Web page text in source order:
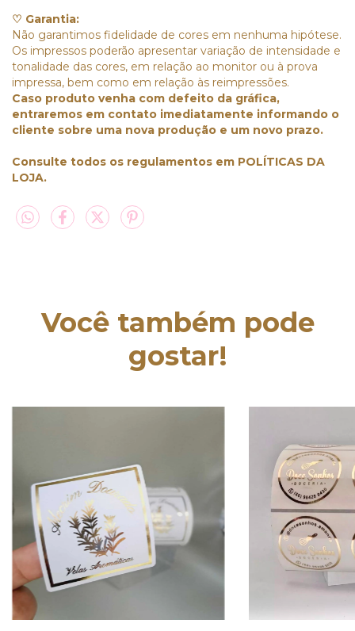
♡ Garantia:
Não garantimos fidelidade de cores em nenhuma hipótese.
Os impressos poderão apresentar variação de intensidade e
tonalidade das cores, em relação ao monitor ou à prova
impressa, bem como em relação às reimpressões.
Caso produto venha com defeito da gráfica,
entraremos em contato imediatamente informando o
cliente sobre uma nova produção e um novo prazo.
Consulte todos os regulamentos em POLÍTICAS DA
LOJA.
Você também pode
gostar!